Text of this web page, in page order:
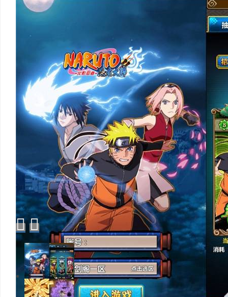
 
1/16